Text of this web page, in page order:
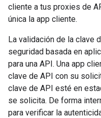
cliente a tus proxies de
única la app cliente.
La validación de la clave
seguridad basada en
para una API. Una app
clave de API con su
clave de API esté en
se solicita. De forma
para verificar la